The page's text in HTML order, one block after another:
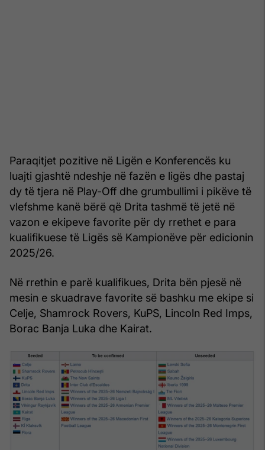
Paraqitjet pozitive në Ligën e Konferencës ku
luajti gjashtë ndeshje në fazën e ligës dhe pastaj
dy të tjera në Play-Off dhe grumbullimi i pikëve të
vlefshme kanë bërë që Drita tashmë të jetë në
vazon e ekipeve favorite për dy rrethet e para
kualifikuese të Ligës së Kampionëve për edicionin
2025/26.
Në rrethin e parë kualifikues, Drita bën pjesë në
mesin e skuadrave favorite së bashku me ekipe si
Celje, Shamrock Rovers, KuPS, Lincoln Red Imps,
Borac Banja Luka dhe Kairat.